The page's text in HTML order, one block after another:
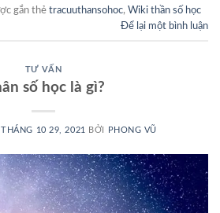
gắn thẻ tracuuthansohoc, Wiki thần số học
Để lại một bình luận
TƯ VẤN
số học là gì?
THÁNG 10 29, 2021 BỞI PHONG VŨ